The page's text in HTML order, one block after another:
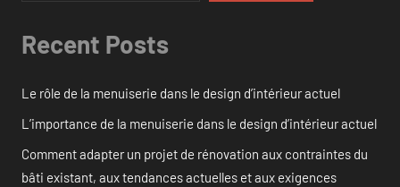
Recent Posts
Le rôle de la menuiserie dans le design d’intérieur actuel
L’importance de la menuiserie dans le design d’intérieur actuel
Comment adapter un projet de rénovation aux contraintes du
bâti existant, aux tendances actuelles et aux exigences